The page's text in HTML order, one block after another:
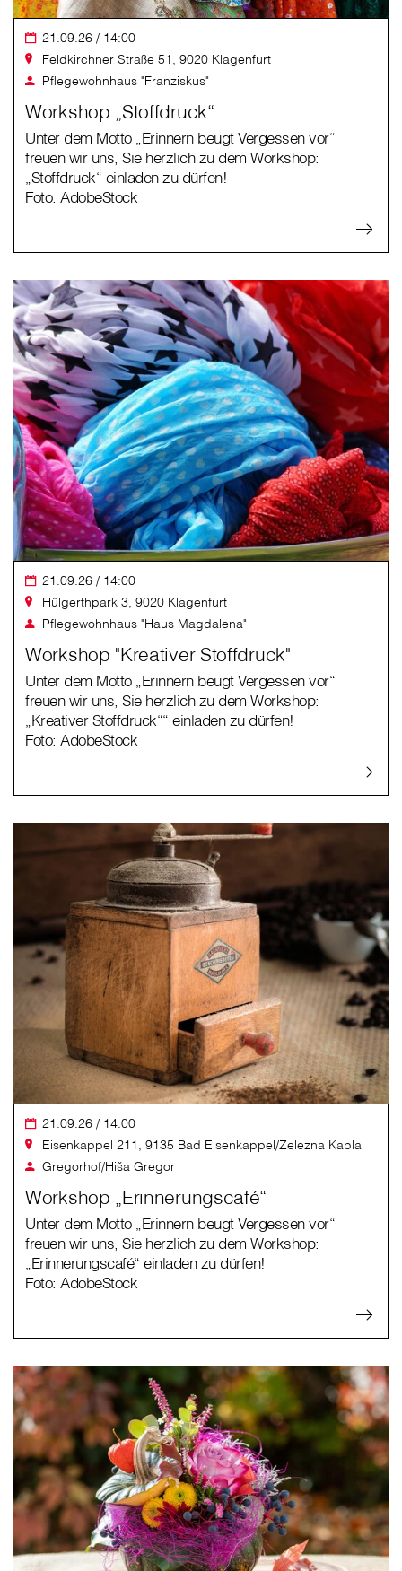
21.09.26 / 14:00
Feldkirchner Straße 51, 9020 Klagenfurt
Pflegewohnhaus "Franziskus"
Workshop „Stoffdruck“
Unter dem Motto „Erinnern beugt Vergessen vor“
freuen wir uns, Sie herzlich zu dem Workshop:
„Stoffdruck“ einladen zu dürfen!
Foto: AdobeStock
21.09.26 / 14:00
Hülgerthpark 3, 9020 Klagenfurt
Pflegewohnhaus "Haus Magdalena"
Workshop "Kreativer Stoffdruck"
Unter dem Motto „Erinnern beugt Vergessen vor“
freuen wir uns, Sie herzlich zu dem Workshop:
„Kreativer Stoffdruck““ einladen zu dürfen!
Foto: AdobeStock
21.09.26 / 14:00
Eisenkappel 211, 9135 Bad Eisenkappel/Zelezna Kapla
Gregorhof/Hiša Gregor
Workshop „Erinnerungscafé“
Unter dem Motto „Erinnern beugt Vergessen vor“
freuen wir uns, Sie herzlich zu dem Workshop:
„Erinnerungscafé“ einladen zu dürfen!
Foto: AdobeStock